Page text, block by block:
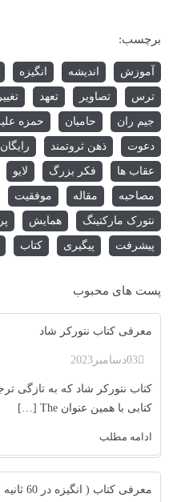
برچسب:
آموزش اندیشه انگیزه
ترس تصاویر تعهد تغییر
جیم ران حامیان حمزه
دعوت ذهن ثروتمند رایگان
عقاب ها فکر بزرگ لایو
مصاحبه مقاله موفقیت
نتورک مارکتینگ همایش
پیشرفت پیگیری کتاب
پست های محبوب
معرفی کتاب نتورکر شاد
03دسامبر 2023
کتاب نتورکر شاد که به تازگی
کتابی با همین عنوان The […]
ادامه مطلب
معرفی کتاب ( انگیزه در 60 ثانیه )